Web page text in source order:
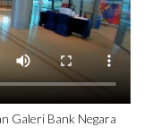
Galeri Bank Negara